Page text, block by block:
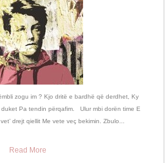
zogu im ? Kjo dritë e bardhë që derdhet, Ky
Pa tendin përqafim. Ulur mbi dorën time E
drejt qiellit Me vete veç bekimin. Zbulo...
Read More